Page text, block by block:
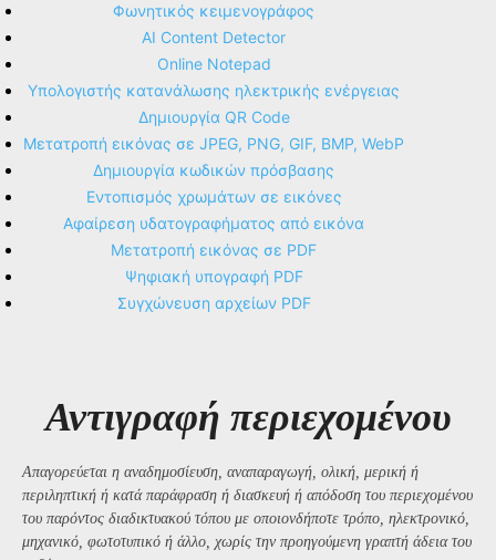
Φωνητικός κειμενογράφος
AI Content Detector
Online Notepad
Υπολογιστής κατανάλωσης ηλεκτρικής ενέργειας
Δημιουργία QR Code
Μετατροπή εικόνας σε JPEG, PNG, GIF, BMP, WebP
Δημιουργία κωδικών πρόσβασης
Εντοπισμός χρωμάτων σε εικόνες
Αφαίρεση υδατογραφήματος από εικόνα
Μετατροπή εικόνας σε PDF
Ψηφιακή υπογραφή PDF
Συγχώνευση αρχείων PDF
Αντιγραφή περιεχομένου
Απαγορεύεται η αναδημοσίευση, αναπαραγωγή, ολική, μερική ή
περιληπτική ή κατά παράφραση ή διασκευή ή απόδοση του περιεχομένου
του παρόντος διαδικτυακού τόπου με οποιονδήποτε τρόπο, ηλεκτρονικό,
μηχανικό, φωτοτυπικό ή άλλο, χωρίς την προηγούμενη γραπτή άδεια του